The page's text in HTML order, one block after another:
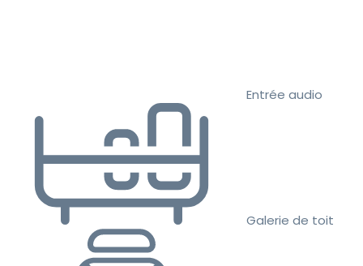
Entrée audio
Galerie de toit